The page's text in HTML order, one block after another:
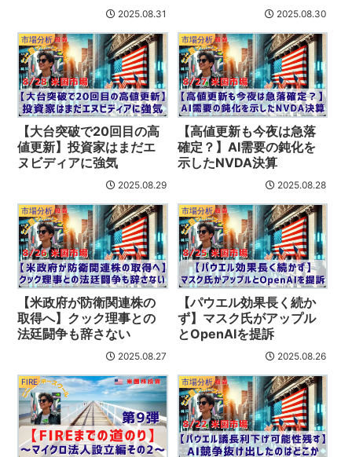
2025.08.31 2025.08.30
市場分析
【大台突破で20回目の高
値更新】投資家はまだエ
ヌビディアに強気
2025.08.29
市場分析
【高値更新も今夜は急落
確定？】AI需要の鈍化を
示したNVDA決算
2025.08.28
市場分析
【米政府が防衛関連株の
取得へ】クック理事との
法廷闘争も辞さない
2025.08.27
市場分析
【パウエル効果長く続か
ず】マスク氏がアップル
とOpenAIを提訴
2025.08.26
FIRE 市場分析